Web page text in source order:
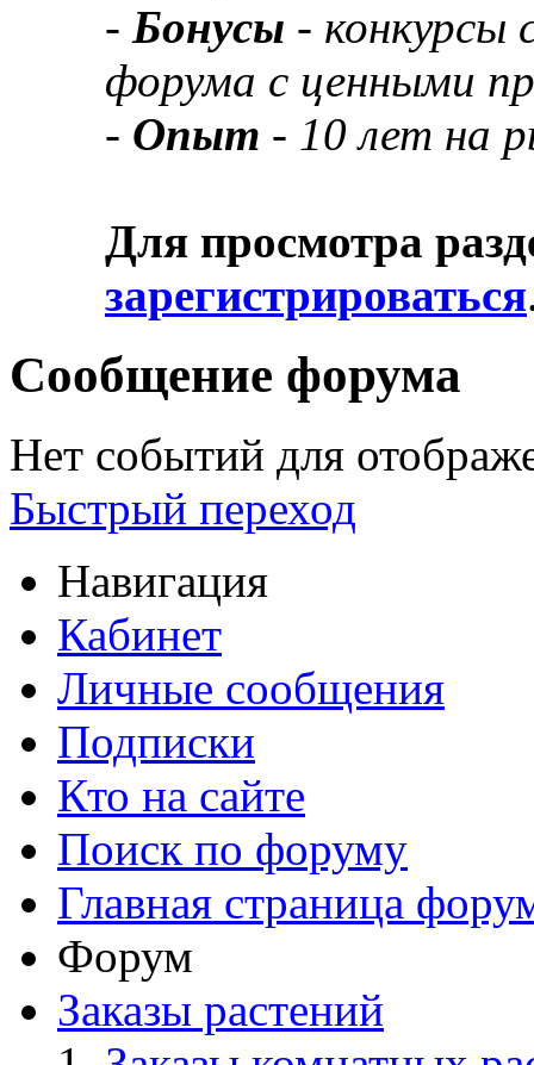
- Бонусы - конкурсы
форума с ценными
- Опыт - 10 лет на
Для просмотра
зарегистрироваться
Сообщение форума
Нет событий для
Быстрый переход
Навигация
Кабинет
Личные сообщения
Подписки
Кто на сайте
Поиск по форуму
Главная страница
Форум
Заказы растений